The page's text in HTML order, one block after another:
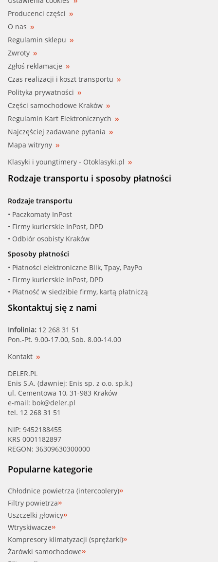
Producenci części
O nas
Regulamin sklepu
Zwroty
Zgłoś reklamacje
Czas realizacji i koszt transportu
Polityka prywatności
Części samochodowe Kraków
Regulamin Kart Elektronicznych
Najczęściej zadawane pytania
Mapa witryny
Klasyki i youngtimery - Otoklasyki.pl
Rodzaje transportu i sposoby płatności
Rodzaje transportu
• Paczkomaty InPost
• Firmy kurierskie InPost, DPD
• Odbiór osobisty Kraków
Sposoby płatności
• Płatności elektroniczne Blik, Tpay, PayPo
• Firmy kurierskie InPost, DPD
• Płatność w siedzibie firmy, kartą płatniczą
Skontaktuj się z nami
Infolinia: 12 268 31 51
Pon.-Pt. 9.00-17.00, Sob. 8.00-14.00
Kontakt
DELER.PL
Enis S.A. (dawniej: Enis sp. z o.o. sp.k.)
ul. Cementowa 10, 31-983 Kraków
e-mail: bok@deler.pl
tel. 12 268 31 51
NIP: 9452188455
KRS 0001182897
REGON: 36309630300000
Popularne kategorie
Chłodnice powietrza (intercoolery)
Filtry powietrza
Uszczelki głowicy
Wtryskiwacze
Kompresory klimatyzacji (sprężarki)
Żarówki samochodowe